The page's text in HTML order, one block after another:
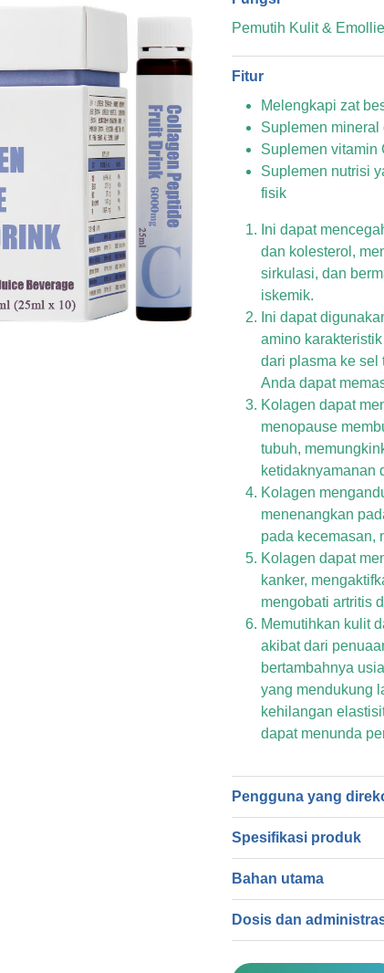
Pemutih Kulit &
Fitur
Melengkapi zat
Suplemen mineral
Suplemen vitamin
Suplemen nutrisi
fisik
Ini dapat
dan kolesterol,
sirkulasi, dan
iskemik.
Ini dapat
amino
dari plasma ke sel
Anda dapat
Kolagen dapat
menopause
tubuh,
ketidaknyamanan
Kolagen
menenangkan
pada kecemasan,
Kolagen dapat
kanker,
mengobati artritis
Memutihkan kulit
akibat dari
bertambahnya
yang mendukung
kehilangan
dapat menunda
Pengguna yang
Spesifikasi produk
Bahan utama
Dosis dan